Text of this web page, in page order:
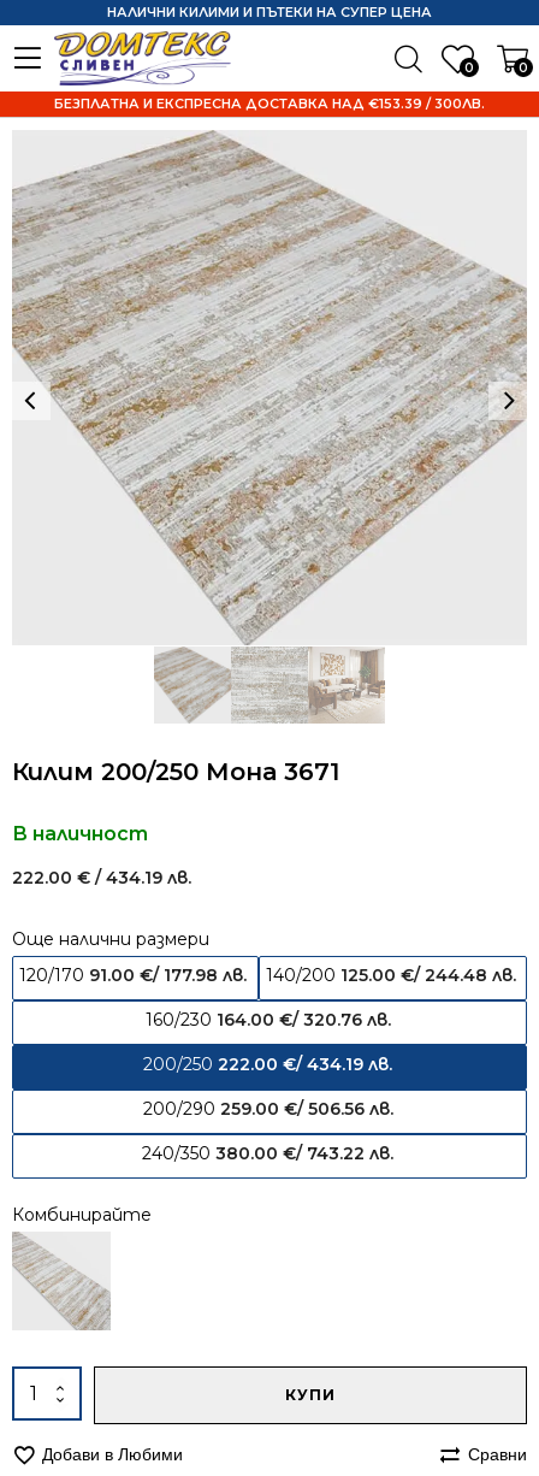
0 0
НАЛИЧНИ КИЛИМИ И ПЪТЕКИ НА СУПЕР ЦЕНА
БЕЗПЛАТНА И ЕКСПРЕСНА ДОСТАВКА НАД €153.39 / 300ЛВ.
Килим 200/250 Мона 3671
В наличност
222.00 € / 434.19 лв.
Още налични размери
120/170 91.00€/ 177.98 лв. 140/200 125.00 €/ 244.48 лв.
160/230 164.00 €/ 320.76 лв.
200/250 222.00 €/ 434.19 лв.
200/290 259.00 €/ 506.56 лв.
240/350 380.00 €/ 743.22 лв.
Комбинирайте
количество
за
200/250
КУПИ
Добави в Любими Сравни